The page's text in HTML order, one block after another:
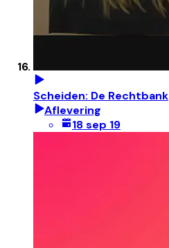
Scheiden: De Rechtbank
Aflevering
18 sep 19